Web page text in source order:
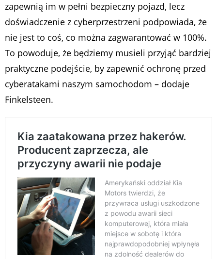
zapewnią im w pełni bezpieczny pojazd, lecz
doświadczenie z cyberprzestrzeni podpowiada, że
nie jest to coś, co można zagwarantować w 100%.
To powoduje, że będziemy musieli przyjąć bardziej
praktyczne podejście, by zapewnić ochronę przed
cyberatakami naszym samochodom – dodaje
Finkelsteen.